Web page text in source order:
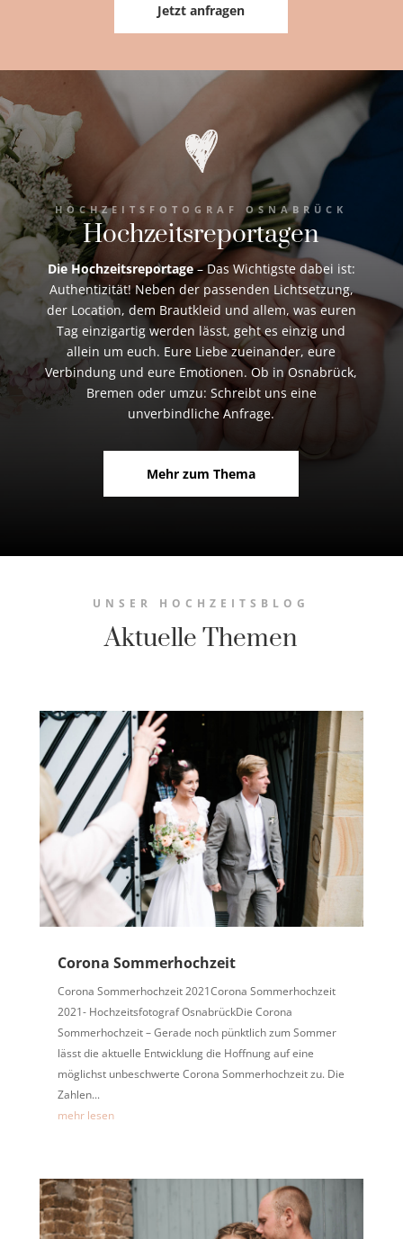
Jetzt anfragen
HOCHZEITSFOTOGRAF OSNABRÜCK
Hochzeitsreportagen
Die Hochzeitsreportage– Das Wichtigste dabei ist:
Authentizität! Neben der passenden Lichtsetzung,
der Location, dem Brautkleid und allem, was euren
Tag einzigartig werden lässt, geht es einzig und
allein um euch. Eure Liebe zueinander, eure
Verbindung und eure Emotionen. Ob in Osnabrück,
Bremen oder umzu: Schreibt uns eine
unverbindliche Anfrage.
Mehr zum Thema
UNSER HOCHZEITSBLOG
Aktuelle Themen
Corona Sommerhochzeit
Corona Sommerhochzeit 2021Corona Sommerhochzeit
2021- Hochzeitsfotograf OsnabrückDie Corona
Sommerhochzeit – Gerade noch pünktlich zum Sommer
lässt die aktuelle Entwicklung die Hoffnung auf eine
möglichst unbeschwerte Corona Sommerhochzeit zu. Die
Zahlen...
mehr lesen